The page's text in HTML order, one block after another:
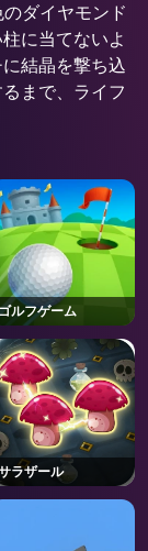
ダイヤモンド
に当てないよ
結晶を撃ち込
まで、ライフ
ルフゲーム
ラザール